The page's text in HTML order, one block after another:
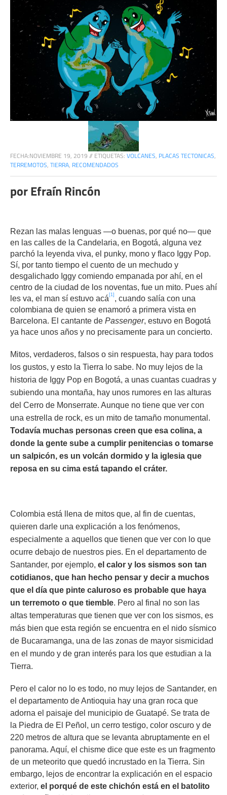
FECHA:NOVIEMBRE 19, 2019 // ETIQUETAS: VOLCANES, PLACAS TECTONICAS,
TERREMOTOS, TIERRA, RECOMENDADOS
por Efraín Rincón
Rezan las malas lenguas —o buenas, por qué no— que
en las calles de la Candelaria, en Bogotá, alguna vez
parchó la leyenda viva, el punky, mono y flaco Iggy Pop.
Sí, por tanto tiempo el cuento de un mechudo y
desgalichado Iggy comiendo empanada por ahí, en el
centro de la ciudad de los noventas, fue un mito. Pues ahí
les va, el man sí estuvo acá [1] , cuando salía con una
colombiana de quien se enamoró a primera vista en
Barcelona. El cantante de Passenger, estuvo en Bogotá
ya hace unos años y no precisamente para un concierto.
Mitos, verdaderos, falsos o sin respuesta, hay para todos
los gustos, y esto la Tierra lo sabe. No muy lejos de la
historia de Iggy Pop en Bogotá, a unas cuantas cuadras y
subiendo una montaña, hay unos rumores en las alturas
del Cerro de Monserrate. Aunque no tiene que ver con
una estrella de rock, es un mito de tamaño monumental.
Todavía muchas personas creen que esa colina, a
donde la gente sube a cumplir penitencias o tomarse
un salpicón, es un volcán dormido y la iglesia que
reposa en su cima está tapando el cráter.
Colombia está llena de mitos que, al fin de cuentas,
quieren darle una explicación a los fenómenos,
especialmente a aquellos que tienen que ver con lo que
ocurre debajo de nuestros pies. En el departamento de
Santander, por ejemplo, el calor y los sismos son tan
cotidianos, que han hecho pensar y decir a muchos
que el día que pinte caluroso es probable que haya
un terremoto o que tiemble. Pero al final no son las
altas temperaturas que tienen que ver con los sismos, es
más bien que esta región se encuentra en el nido sísmico
de Bucaramanga, una de las zonas de mayor sismicidad
en el mundo y de gran interés para los que estudian a la
Tierra.
Pero el calor no lo es todo, no muy lejos de Santander, en
el departamento de Antioquia hay una gran roca que
adorna el paisaje del municipio de Guatapé. Se trata de
la Piedra de El Peñol, un cerro testigo, color oscuro y de
220 metros de altura que se levanta abruptamente en el
panorama. Aquí, el chisme dice que este es un fragmento
de un meteorito que quedó incrustado en la Tierra. Sin
embargo, lejos de encontrar la explicación en el espacio
exterior, el porqué de este chichón está en el batolito